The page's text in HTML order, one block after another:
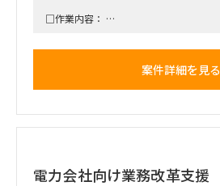
□作業内容：
■募集人数：1人
案件詳細を見る
電力会社向け業務改革支援